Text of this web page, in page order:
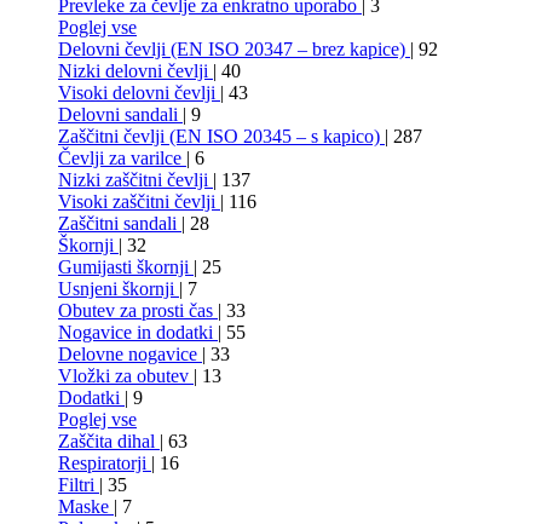
Prevleke za čevlje za enkratno uporabo | 3
Poglej vse
Delovni čevlji (EN ISO 20347 – brez kapice) | 92
Nizki delovni čevlji | 40
Visoki delovni čevlji | 43
Delovni sandali | 9
Zaščitni čevlji (EN ISO 20345 – s kapico) | 287
Čevlji za varilce | 6
Nizki zaščitni čevlji | 137
Visoki zaščitni čevlji | 116
Zaščitni sandali | 28
Škornji | 32
Gumijasti škornji | 25
Usnjeni škornji | 7
Obutev za prosti čas | 33
Nogavice in dodatki | 55
Delovne nogavice | 33
Vložki za obutev | 13
Dodatki | 9
Poglej vse
Zaščita dihal | 63
Respiratorji | 16
Filtri | 35
Maske | 7